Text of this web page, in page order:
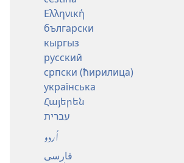
Ελληνική
български
кыргыз
русский
српски (ћирилица)
українська
Հայերեն
עברית
اُردو
فارسی